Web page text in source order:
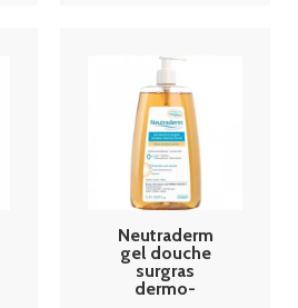
Neutraderm
gel douche
surgras
dermo-